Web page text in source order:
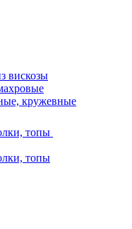
вискозы
кружевные
топы
топы